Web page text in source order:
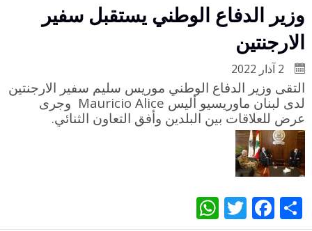
وزير الدفاع الوطني يستقبل سفير
الارجنتين
التقى وزير الدفاع الوطني موريس سليم سفير الارجنتين
لدى لبنان ماوريسيو أليس Mauricio Alice
وجرى
عرض للعلاقات بين البلدين وأفق التعاون الثنائي.
Share
Facebook
Twitter